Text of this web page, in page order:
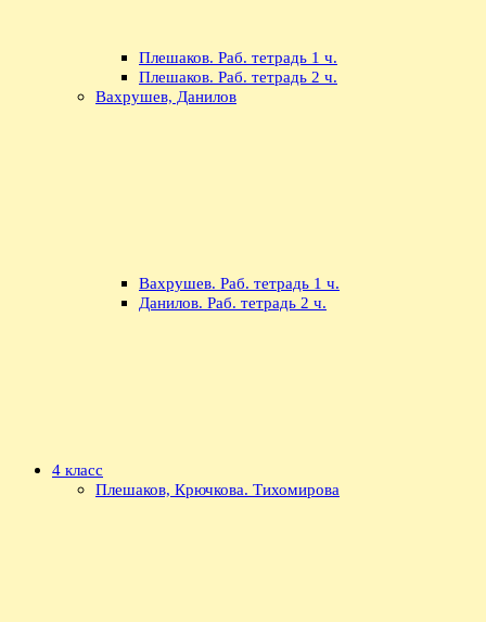
Плешаков. Раб. тетрадь 1 ч.
Плешаков. Раб. тетрадь 2 ч.
Вахрушев, Данилов
Вахрушев. Раб. тетрадь 1 ч.
Данилов. Раб. тетрадь 2 ч.
4 класс
Плешаков, Крючкова. Тихомирова